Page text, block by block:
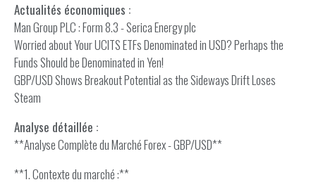
Actualités économiques :
Man Group PLC : Form 8.3 - Serica Energy plc
Worried about Your UCITS ETFs Denominated in USD? Perhaps the
Funds Should be Denominated in Yen!
GBP/USD Shows Breakout Potential as the Sideways Drift Loses
Steam
Analyse détaillée :
**Analyse Complète du Marché Forex - GBP/USD**
**1. Contexte du marché :**